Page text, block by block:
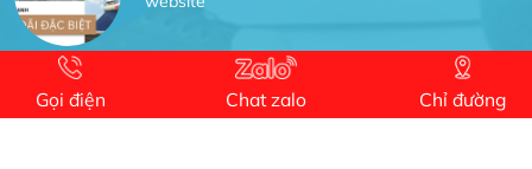
Dự án nhà phố đẹp lên nhờ đội thợ điện từ dịch
vụ
Gọi điện Chat zalo Chỉ đường